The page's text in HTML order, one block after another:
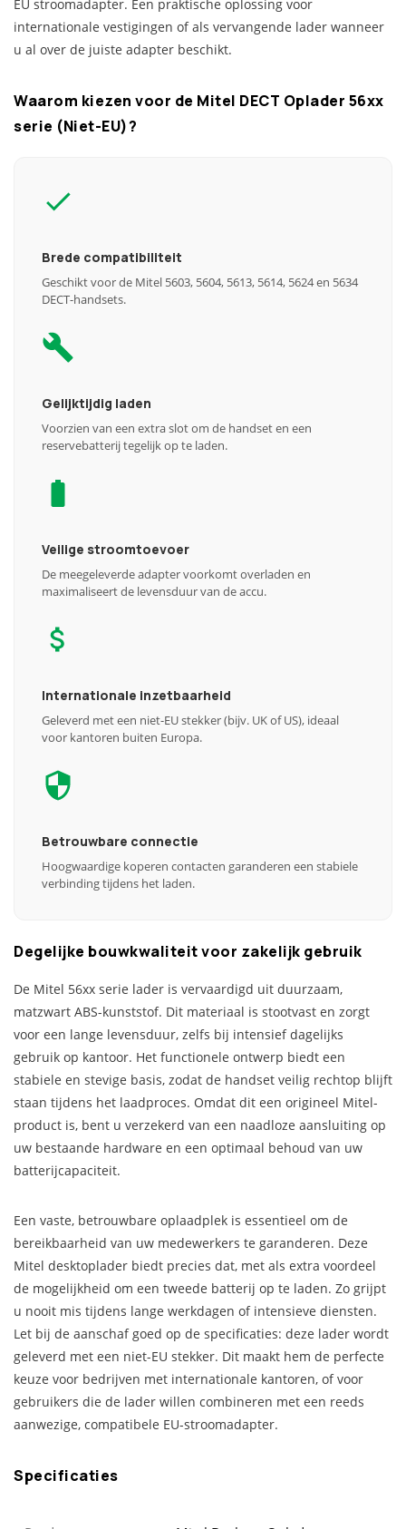
EU stroomadapter. Een praktische oplossing voor
internationale vestigingen of als vervangende lader wanneer
u al over de juiste adapter beschikt.
Waarom kiezen voor de Mitel DECT Oplader 56xx
serie (Niet-EU)?
Brede compatibiliteit
Geschikt voor de Mitel 5603, 5604, 5613, 5614, 5624 en 5634
DECT-handsets.
Gelijktijdig laden
Voorzien van een extra slot om de handset en een
reservebatterij tegelijk op te laden.
Veilige stroomtoevoer
De meegeleverde adapter voorkomt overladen en
maximaliseert de levensduur van de accu.
Internationale inzetbaarheid
Geleverd met een niet-EU stekker (bijv. UK of US), ideaal
voor kantoren buiten Europa.
Betrouwbare connectie
Hoogwaardige koperen contacten garanderen een stabiele
verbinding tijdens het laden.
Degelijke bouwkwaliteit voor zakelijk gebruik
De Mitel 56xx serie lader is vervaardigd uit duurzaam,
matzwart ABS-kunststof. Dit materiaal is stootvast en zorgt
voor een lange levensduur, zelfs bij intensief dagelijks
gebruik op kantoor. Het functionele ontwerp biedt een
stabiele en stevige basis, zodat de handset veilig rechtop blijft
staan tijdens het laadproces. Omdat dit een origineel Mitel-
product is, bent u verzekerd van een naadloze aansluiting op
uw bestaande hardware en een optimaal behoud van uw
batterijcapaciteit.
Een vaste, betrouwbare oplaadplek is essentieel om de
bereikbaarheid van uw medewerkers te garanderen. Deze
Mitel desktoplader biedt precies dat, met als extra voordeel
de mogelijkheid om een tweede batterij op te laden. Zo grijpt
u nooit mis tijdens lange werkdagen of intensieve diensten.
Let bij de aanschaf goed op de specificaties: deze lader wordt
geleverd met een niet-EU stekker. Dit maakt hem de perfecte
keuze voor bedrijven met internationale kantoren, of voor
gebruikers die de lader willen combineren met een reeds
aanwezige, compatibele EU-stroomadapter.
Specificaties